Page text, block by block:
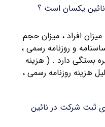
یکسان است ؟
افراد ، میزان حجم
و روزنامه رسمی ،
بستگی دارد . ( هزینه
هزینه روزنامه رسمی ،
ثبت شرکت در نائين